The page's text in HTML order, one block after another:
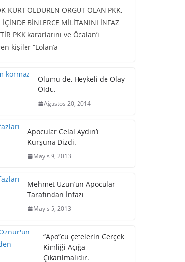
KÜRT ÖLDÜREN ÖRGÜT OLAN PKK,
İÇİNDE BİNLERCE MİLİTANINI İNFAZ
PKK kararlarını ve Öcalan’ı
kişiler “Lolan’a
Ölümü de, Heykeli de Olay
Oldu.
Ağustos 20, 2014
Apocular Celal Aydın’ı
Kurşuna Dizdi.
Mayıs 9, 2013
Mehmet Uzun’un Apocular
Tarafından İnfazı
Mayıs 5, 2013
“Apo”cu çetelerin Gerçek
Kimliği Açığa
Çıkarılmalıdır.